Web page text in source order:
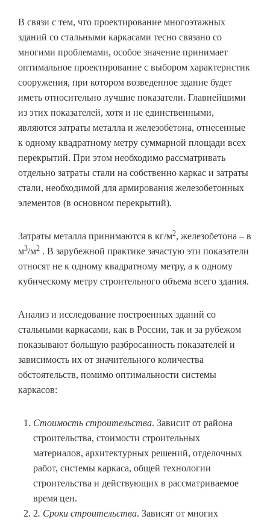
В связи с тем, что проектирование многоэтажных
зданий со стальными каркасами тесно связано со
многими проблемами, особое значение принимает
оптимальное проектирование с выбором характеристик
сооружения, при котором возведенное здание будет
иметь относительно лучшие показатели. Главнейшими
из этих показателей, хотя и не единственными,
являются затраты металла и железобетона, отнесенные
к одному квадратному метру суммарной площади всех
перекрытий. При этом необходимо рассматривать
отдельно затраты стали на собственно каркас и затраты
стали, необходимой для армирования железобетонных
элементов (в основном перекрытий).
Затраты металла принимаются в кг/м2, железобетона – в
м3/м2 . В зарубежной практике зачастую эти показатели
относят не к одному квадратному метру, а к одному
кубическому метру строительного объема всего здания.
Анализ и исследование построенных зданий со
стальными каркасами, как в России, так и за рубежом
показывают большую разбросанность показателей и
зависимость их от значительного количества
обстоятельств, помимо оптимальности системы
каркасов:
Стоимость строительства. Зависит от района
строительства, стоимости строительных
материалов, архитектурных решений, отделочных
работ, системы каркаса, общей технологии
строительства и действующих в рассматриваемое
время цен.
2. Сроки строительства. Зависят от многих